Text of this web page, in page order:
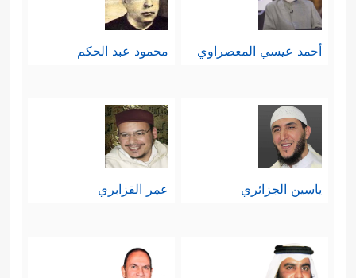
أحمد عيسي المعصراوي محمود عبد الحكم
ياسين الجزائري عمر القزابري